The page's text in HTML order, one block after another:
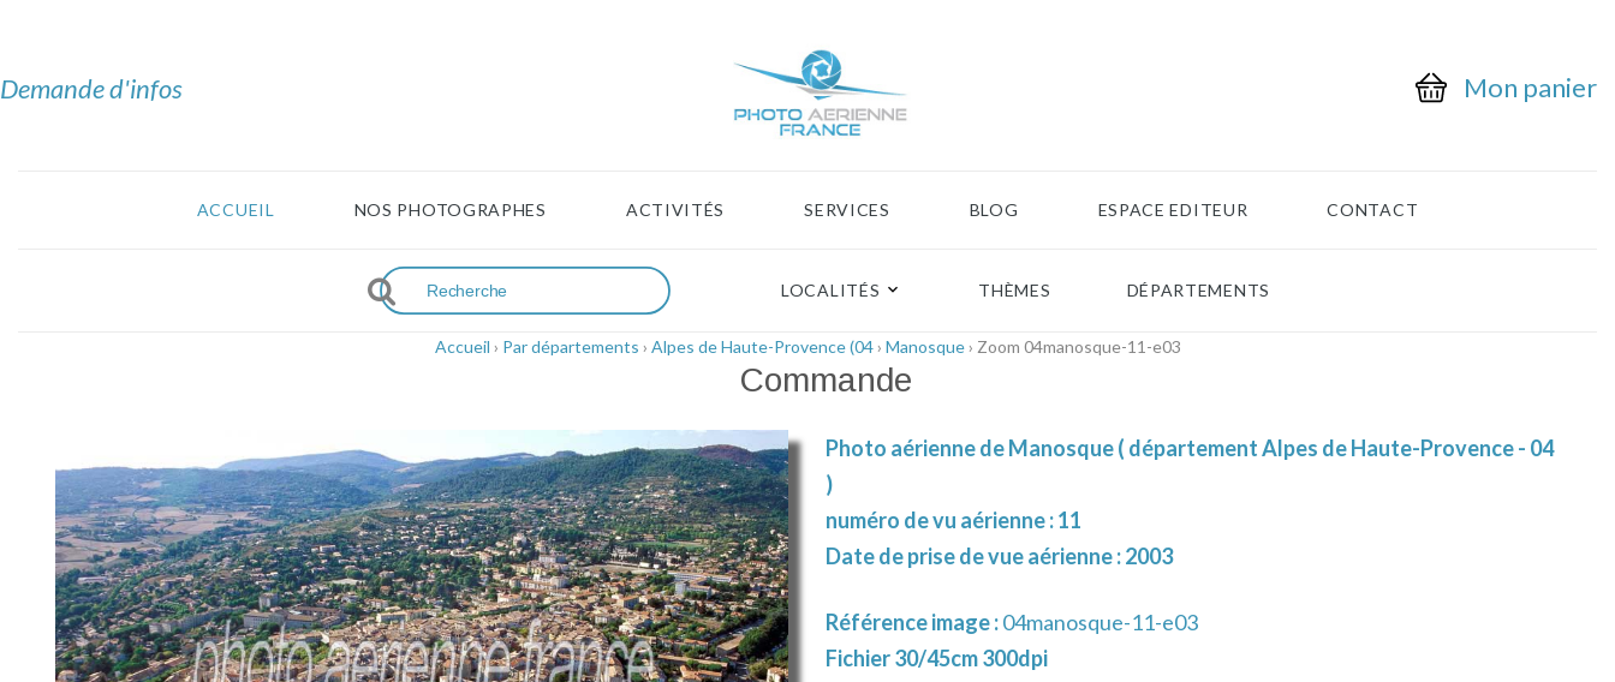
Demande d'infos Mon panier
ACCUEIL NOS PHOTOGRAPHES ACTIVITÉS SERVICES BLOG ESPACE EDITEUR CONTACT
LOCALITÉS THÈMES DÉPARTEMENTS
Accueil › Par départements › Alpes de Haute-Provence (04› Manosque› Zoom 04manosque-11-e03
Commande
Photo aérienne de Manosque ( département Alpes de Haute-Provence - 04
)
numéro de vu aérienne : 11
Date de prise de vue aérienne : 2003
Référence image :04manosque-11-e03
Fichier 30/45cm 300dpi